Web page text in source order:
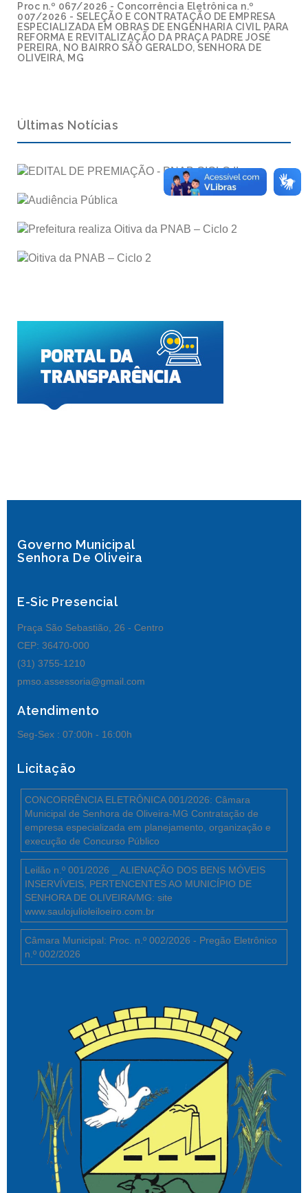
Proc n.º 067/2026 - Concorrência Eletrônica n.º
007/2026 - SELEÇÃO E CONTRATAÇÃO DE EMPRESA
ESPECIALIZADA EM OBRAS DE ENGENHARIA CIVIL PARA
REFORMA E REVITALIZAÇÃO DA PRAÇA PADRE JOSÉ
PEREIRA, NO BAIRRO SÃO GERALDO, SENHORA DE
OLIVEIRA, MG
Últimas Notícias
Governo Municipal
Senhora De Oliveira
E-Sic Presencial
Praça São Sebastião, 26 - Centro
CEP: 36470-000
(31) 3755-1210
pmso.assessoria@gmail.com
Atendimento
Seg-Sex : 07:00h - 16:00h
Licitação
CONCORRÊNCIA ELETRÔNICA 001/2026: Câmara
Municipal de Senhora de Oliveira-MG Contratação de
empresa especializada em planejamento, organização e
execução de Concurso Público
Leilão n.º 001/2026 _ ALIENAÇÃO DOS BENS MÓVEIS
INSERVÍVEIS, PERTENCENTES AO MUNICÍPIO DE
SENHORA DE OLIVEIRA/MG: site
www.saulojulioleiloeiro.com.br
Câmara Municipal: Proc. n.º 002/2026 - Pregão Eletrônico
n.º 002/2026